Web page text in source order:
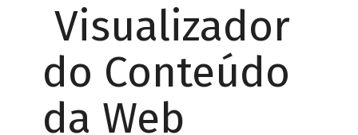
Visualizador
do Conteúdo
da Web